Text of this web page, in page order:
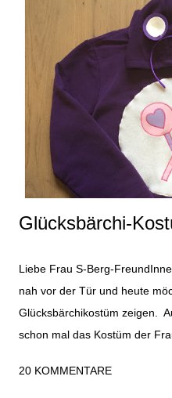
n
i
c
e
Glücksbärchi-
Liebe Frau S-Berg-
nah vor der Tür und heute
Glücksbärchikostüm zeigen.
schon mal das Kostüm der
recht schnell gemacht und
20 KOMMENTARE